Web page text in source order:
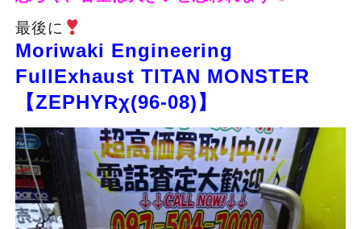
最後に
Moriwaki Engineering
FullExhaust TITAN MONSTER
【ZEPHYRχ(96-08)】